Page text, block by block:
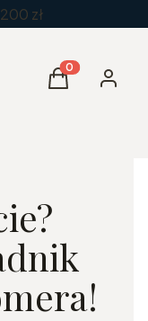
zł
Produkty w
Koszyk